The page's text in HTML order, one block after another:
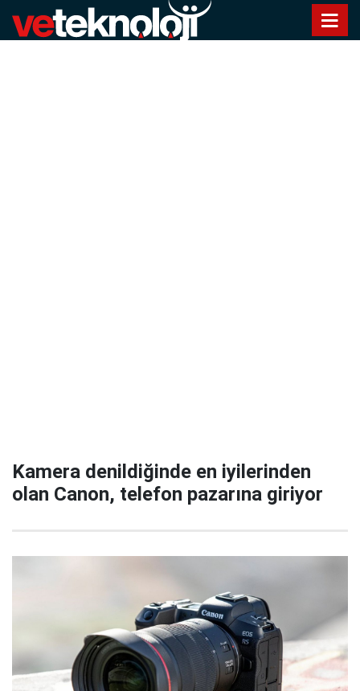
Kamera denildiğinde en iyilerinden
olan Canon, telefon pazarına giriyor